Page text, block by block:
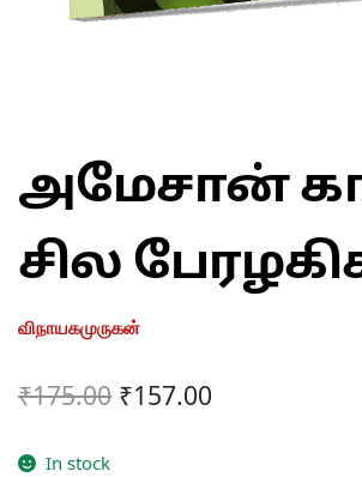
அமேசான்
சில
விநாயகமுருகன்
₹175.00 Original
₹157.00
In stock